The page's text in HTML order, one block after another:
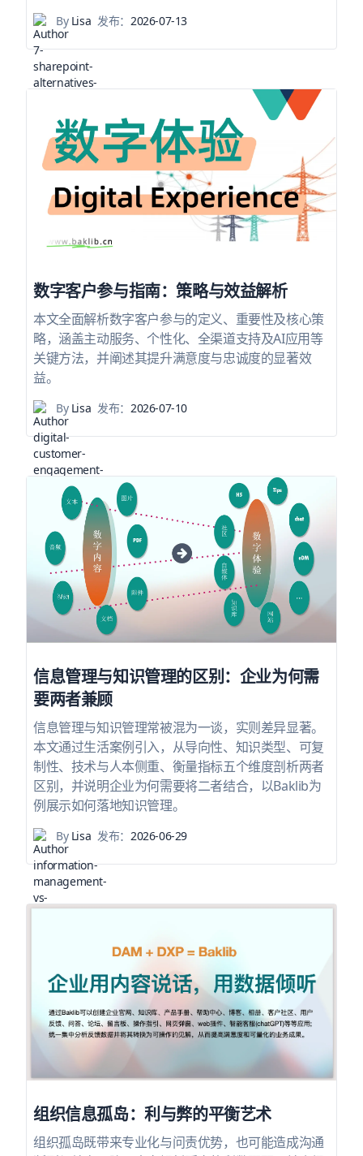
ByLisa 发布： 2026-07-13
数字客户参与指南：策略与效益解析
本文全面解析数字客户参与的定义、重要性及核心策
略，涵盖主动服务、个性化、全渠道支持及AI应用等
关键方法，并阐述其提升满意度与忠诚度的显著效
益。
ByLisa 发布： 2026-07-10
信息管理与知识管理的区别：企业为何需
要两者兼顾
信息管理与知识管理常被混为一谈，实则差异显著。
本文通过生活案例引入，从导向性、知识类型、可复
制性、技术与人本侧重、衡量指标五个维度剖析两者
区别，并说明企业为何需要将二者结合，以Baklib为
例展示如何落地知识管理。
ByLisa 发布： 2026-06-29
组织信息孤岛：利与弊的平衡艺术
组织孤岛既带来专业化与问责优势，也可能造成沟通